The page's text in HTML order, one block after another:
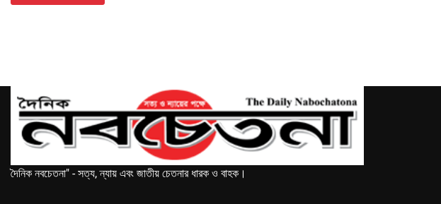
দৈনিক নবচেতনা" - সত্য, ন্যায় এবং জাতীয় চেতনার ধারক ও বাহক।